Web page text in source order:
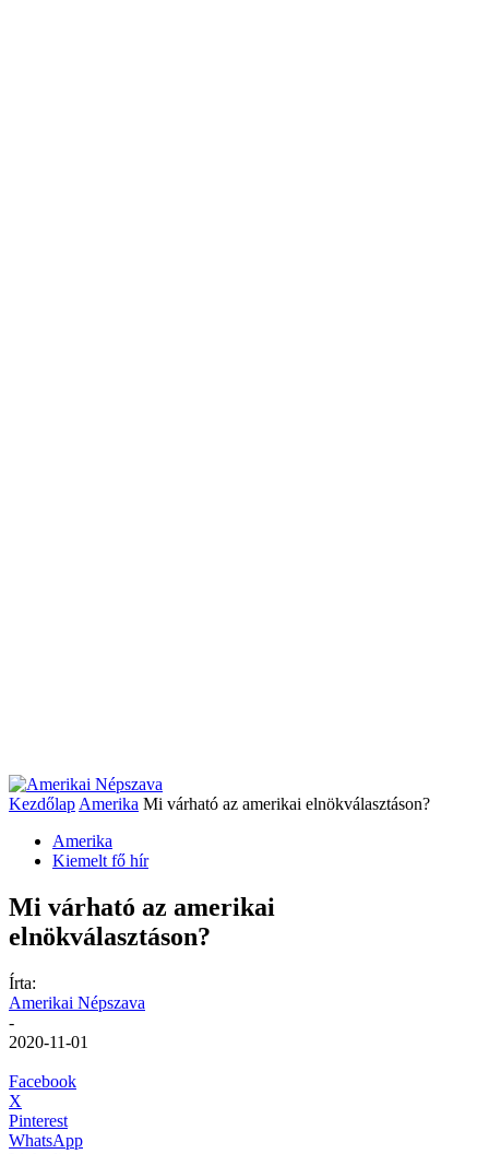
Kezdőlap Amerika Mi várható az amerikai elnökválasztáson?
Amerika
Kiemelt fő hír
Mi várható az amerikai
elnökválasztáson?
Írta:
Amerikai Népszava
-
2020-11-01
Facebook
X
Pinterest
WhatsApp